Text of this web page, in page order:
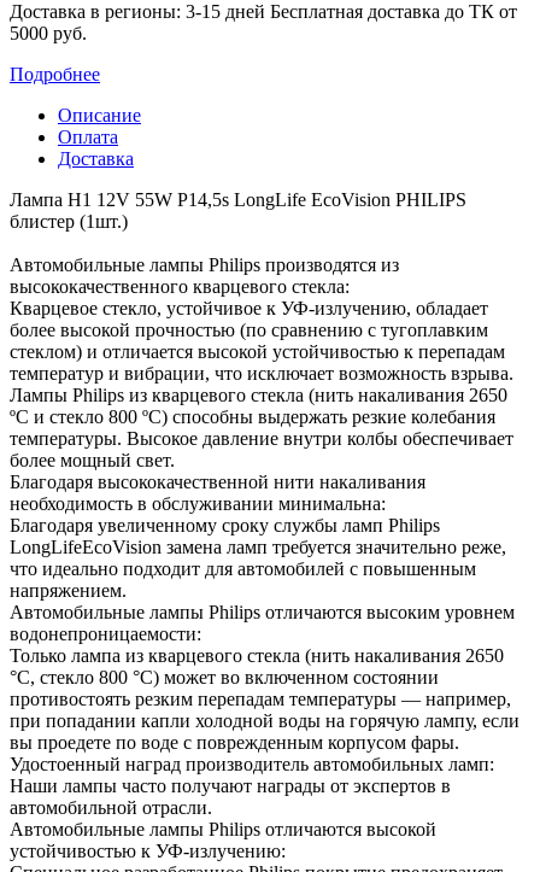
Доставка в регионы: 3-15 дней Бесплатная доставка до ТК от
5000 руб.
Подробнее
Описание
Оплата
Доставка
Лампа H1 12V 55W P14,5s LongLife EcoVision PHILIPS
блистер (1шт.)
Автомобильные лампы Philips производятся из
‎высококачественного кварцевого стекла:
Кварцевое стекло, устойчивое к УФ-излучению, обладает
более высокой прочностью (по ‎сравнению с тугоплавким
стеклом) и отличается высокой устойчивостью к перепадам
‎температур и вибрации, что исключает возможность взрыва.
Лампы Philips из кварцевого ‎стекла (нить накаливания 2650
ºC и стекло 800 ºC) способны выдержать резкие колебания
‎температуры. Высокое давление внутри колбы обеспечивает
более мощный свет.
Благодаря высококачественной нити накаливания
‎необходимость в обслуживании минимальна:
Благодаря увеличенному сроку службы ламп Philips
LongLifeEcoVision замена ламп ‎требуется значительно реже,
что идеально подходит для автомобилей с повышенным
‎напряжением.
Автомобильные лампы Philips отличаются высоким уровнем
‎водонепроницаемости:
Только лампа из кварцевого стекла (нить накаливания 2650
°C, стекло 800 °C) может во ‎включенном состоянии
противостоять резким перепадам температуры — например,
при ‎попадании капли холодной воды на горячую лампу, если
вы проедете по воде с ‎поврежденным корпусом фары.
Удостоенный наград производитель автомобильных ламп:
Наши лампы часто получают награды от экспертов в
автомобильной отрасли.
Автомобильные лампы Philips отличаются высокой
‎устойчивостью к УФ-излучению: